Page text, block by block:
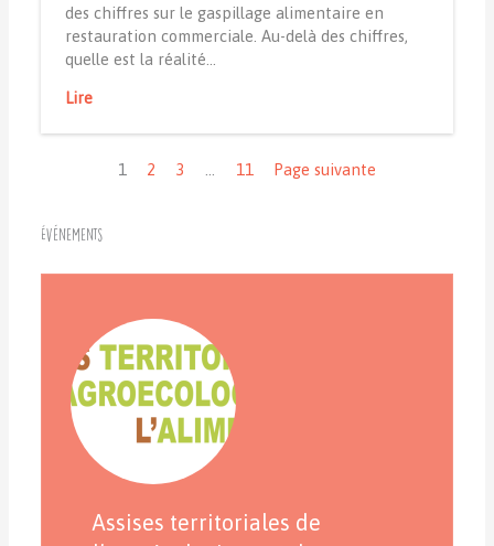
des chiffres sur le gaspillage alimentaire en
restauration commerciale. Au-delà des chiffres,
quelle est la réalité…
Lire
1
2 3 11 Page suivante
Événements
Assises territoriales de